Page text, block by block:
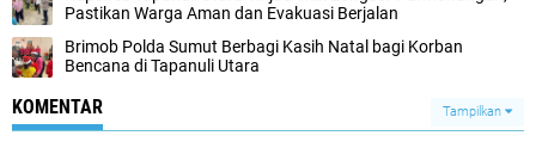
Pastikan Warga Aman dan Evakuasi Berjalan
Brimob Polda Sumut Berbagi Kasih Natal bagi Korban
Bencana di Tapanuli Utara
KOMENTAR Tampilkan